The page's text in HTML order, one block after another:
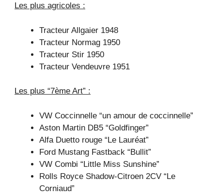
Les plus agricoles :
Tracteur Allgaier 1948
Tracteur Normag 1950
Tracteur Stir 1950
Tracteur Vendeuvre 1951
Les plus “7ème Art” :
VW Coccinnelle “un amour de coccinnelle”
Aston Martin DB5 “Goldfinger”
Alfa Duetto rouge “Le Lauréat”
Ford Mustang Fastback “Bullit”
VW Combi “Little Miss Sunshine”
Rolls Royce Shadow-Citroen 2CV “Le
Corniaud”